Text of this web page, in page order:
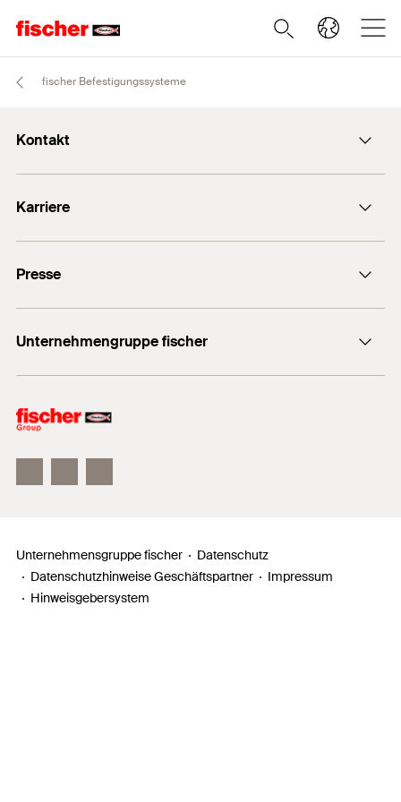
fischer Befestigungssysteme
Kontakt
+49 7443 12-0
Karriere
Gute Gründe
Ausbildung
Professionals
Presse
Mediathek
Podcasts
Unternehmengruppe fischer
Unser Leitbild
Unternehmensgruppe fischer
Datenschutz
Datenschutzhinweise Geschäftspartner
Impressum
Hinweisgebersystem